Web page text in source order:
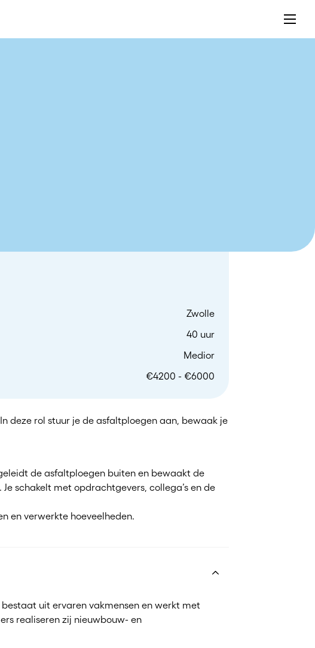
Zwolle
40 uur
Medior
€4200 - €6000
deze rol stuur je de asfaltploegen aan, bewaak je
de asfaltploegen buiten en bewaakt de
schakelt met opdrachtgevers, collega’s en de
en verwerkte hoeveelheden.
uit ervaren vakmensen en werkt met
realiseren zij nieuwbouw- en